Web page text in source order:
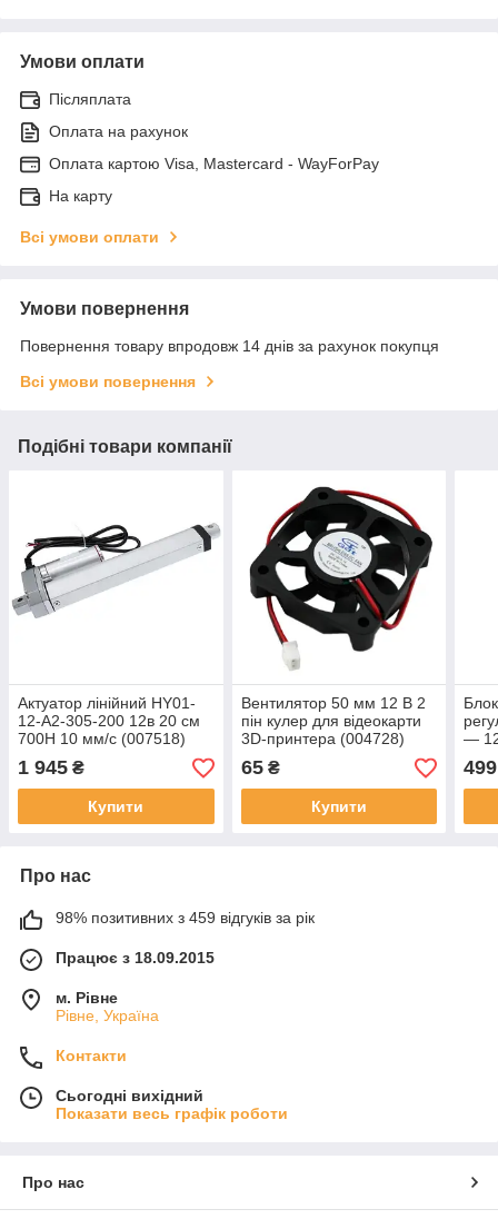
Умови оплати
Післяплата
Оплата на рахунок
Оплата картою Visa, Mastercard - WayForPay
На карту
Всі умови оплати
Умови повернення
Повернення товару впродовж 14 днів за рахунок покупця
Всі умови повернення
Подібні товари компанії
Актуатор лінійний HY01-
12-A2-305-200 12в 20 см
700Н 10 мм/с (007518)
1 945 ₴
Купити
Вентилятор 50 мм 12 В 2
пін кулер для відеокарти
3D-принтера (004728)
65₴
Купити
—
499
Про нас
98% позитивних з 459 відгуків за рік
Працює з 18.09.2015
м. Рівне
Рівне, Україна
Контакти
Сьогодні вихідний
Показати весь графік роботи
Про нас